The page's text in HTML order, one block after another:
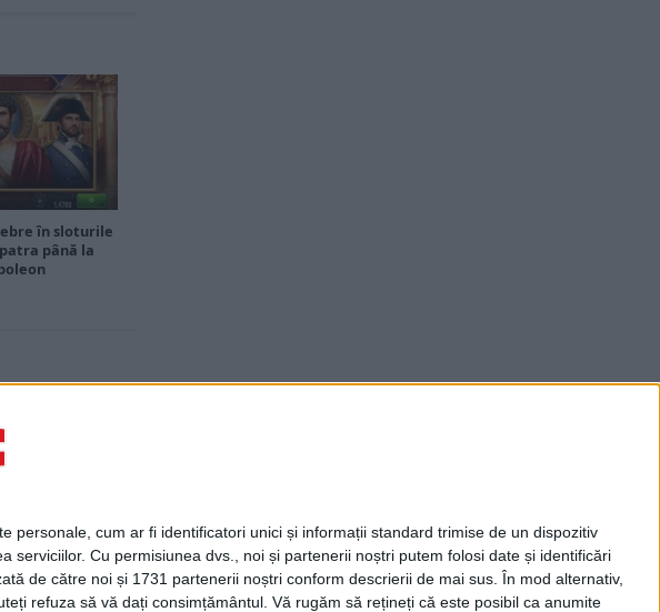
personale, cum ar fi identificatori unici și informații standard trimise de un dispozitiv
serviciilor. Cu permisiunea dvs., noi și partenerii noștri putem folosi date și identificări
de către noi și 1731 partenerii noștri conform descrierii de mai sus. În mod alternativ,
refuza să vă dați consimțământul. Vă rugăm să rețineți că este posibil ca anumite
în sloturile
până la